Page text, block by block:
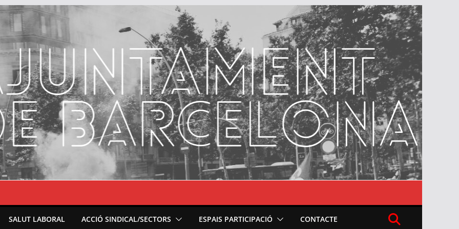
SALUT LABORAL ACCIÓ SINDICAL/SECTORS ESPAIS PARTICIPACIÓ CONTACTE